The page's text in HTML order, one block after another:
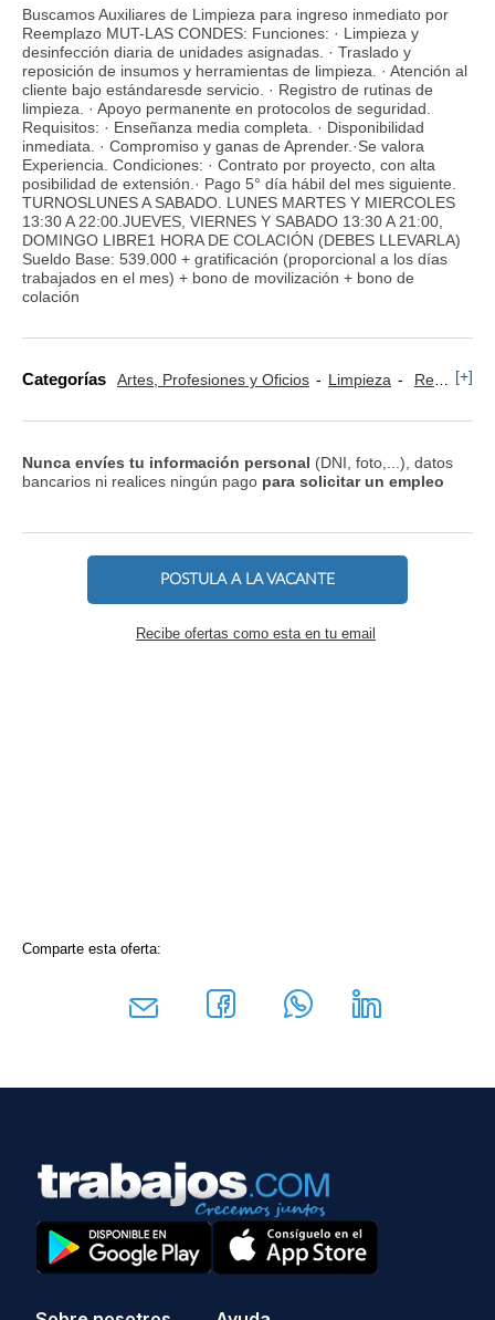
Buscamos Auxiliares de Limpieza para ingreso inmediato por
Reemplazo MUT-LAS CONDES: Funciones: · Limpieza y
desinfección diaria de unidades asignadas. · Traslado y
reposición de insumos y herramientas de limpieza. · Atención al
cliente bajo estándaresde servicio. · Registro de rutinas de
limpieza. · Apoyo permanente en protocolos de seguridad.
Requisitos: · Enseñanza media completa. · Disponibilidad
inmediata. · Compromiso y ganas de Aprender.·Se valora
Experiencia. Condiciones: · Contrato por proyecto, con alta
posibilidad de extensión.· Pago 5° día hábil del mes siguiente.
TURNOSLUNES A SABADO. LUNES MARTES Y MIERCOLES
13:30 A 22:00.JUEVES, VIERNES Y SABADO 13:30 A 21:00,
DOMINGO LIBRE1 HORA DE COLACIÓN (DEBES LLEVARLA)
Sueldo Base: 539.000 + gratificación (proporcional a los días
trabajados en el mes) + bono de movilización + bono de
colación
Categorías Artes, Profesiones y Oficios Limpieza Restauración y Turismo [+]
Nunca envíes tu información personal (DNI, foto,...), datos
bancarios ni realices ningún pago para solicitar un empleo
POSTULA A LA VACANTE
Recibe ofertas como esta en tu email
Comparte esta oferta: